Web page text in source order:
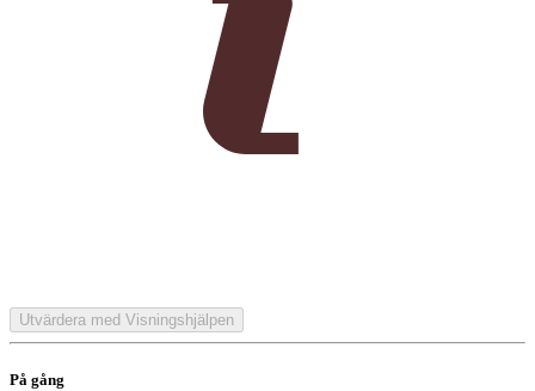
Utvärdera med Visningshjälpen
På gång